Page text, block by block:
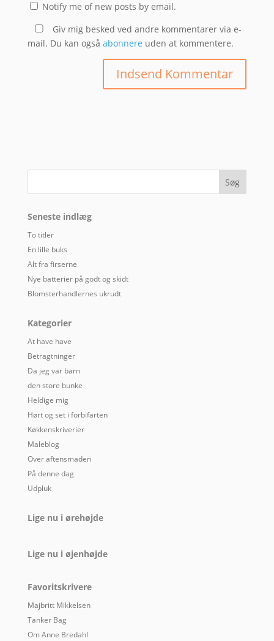
Notify me of new posts by email.
Giv mig besked ved andre kommentarer via e-
mail. Du kan også abonnere uden at kommentere.
Seneste indlæg
To titler
En lille buks
Alt fra firserne
Nye batterier på godt og skidt
Blomsterhandlernes ukrudt
Kategorier
At have have
Betragtninger
Da jeg var barn
den store bunke
Heldige mig
Hørt og set i forbifarten
Køkkenskriverier
Maleblog
Over aftensmaden
På denne dag
Udpluk
Lige nu i ørehøjde
Lige nu i øjenhøjde
Favoritskrivere
Majbritt Mikkelsen
Tanker Bag
Om Anne Bredahl